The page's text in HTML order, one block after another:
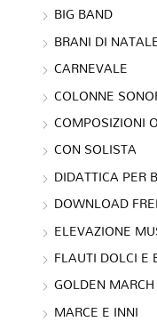
BIG BAND
BRANI DI
CARNEVALE
COLONNE
COMPOSIZIONI
CON SOLISTA
DIDATTICA PER
DOWNLOAD
ELEVAZIONE
FLAUTI DOLCI E
GOLDEN MARCH
MARCE E INNI